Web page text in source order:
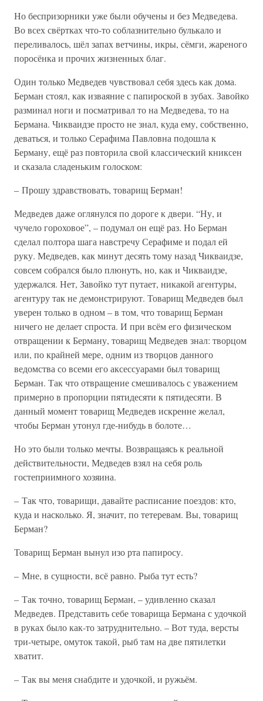
Но беспризорники уже были обучены и без Медведева.
Во всех свёртках что-то соблазнительно булькало и
переливалось, шёл запах ветчины, икры, сёмги, жареного
поросёнка и прочих жизненных благ.
Один только Медведев чувствовал себя здесь как дома.
Берман стоял, как изваяние с папироской в зубах. Завойко
разминал ноги и посматривал то на Медведева, то на
Бермана. Чикваидзе просто не знал, куда ему, собственно,
деваться, и только Серафима Павловна подошла к
Берману, ещё раз повторила свой классический книксен
и сказала сладеньким голоском:
– Прошу здравствовать, товарищ Берман!
Медведев даже оглянулся по дороге к двери. “Ну, и
чучело гороховое”, – подумал он ещё раз. Но Берман
сделал полтора шага навстречу Серафиме и подал ей
руку. Медведев, как минут десять тому назад Чикваидзе,
совсем собрался было плюнуть, но, как и Чикваидзе,
удержался. Нет, Завойко тут путает, никакой агентуры,
агентуру так не демонстрируют. Товарищ Медведев был
уверен только в одном – в том, что товарищ Берман
ничего не делает спроста. И при всём его физическом
отвращении к Берману, товарищ Медведев знал: творцом
или, по крайней мере, одним из творцов данного
ведомства со всеми его аксессуарами был товарищ
Берман. Так что отвращение смешивалось с уважением
примерно в пропорции пятидесяти к пятидесяти. В
данный момент товарищ Медведев искренне желал,
чтобы Берман утонул где-нибудь в болоте…
Но это были только мечты. Возвращаясь к реальной
действительности, Медведев взял на себя роль
гостеприимного хозяина.
– Так что, товарищи, давайте расписание поездов: кто,
куда и насколько. Я, значит, по тетеревам. Вы, товарищ
Берман?
Товарищ Берман вынул изо рта папиросу.
– Мне, в сущности, всё равно. Рыба тут есть?
– Так точно, товарищ Берман, – удивленно сказал
Медведев. Представить себе товарища Бермана с удочкой
в руках было как-то затруднительно. – Вот туда, версты
три-четыре, омуток такой, рыб там на две пятилетки
хватит.
– Так вы меня снабдите и удочкой, и ружьём.